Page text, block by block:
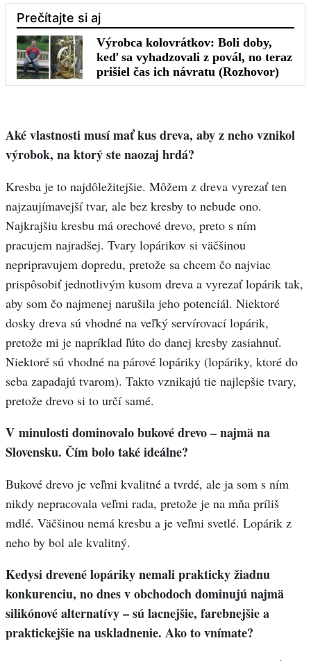
Aké vlastnosti musí mať kus dreva, aby z neho vznikol
výrobok, na ktorý ste naozaj hrdá?
Kresba je to najdôležitejšie. Môžem z dreva vyrezať ten
najzaujímavejší tvar, ale bez kresby to nebude ono.
Najkrajšiu kresbu má orechové drevo, preto s ním
pracujem najradšej. Tvary lopárikov si väčšinou
nepripravujem dopredu, pretože sa chcem čo najviac
prispôsobiť jednotlivým kusom dreva a vyrezať lopárik tak,
aby som čo najmenej narušila jeho potenciál. Niektoré
dosky dreva sú vhodné na veľký servírovací lopárik,
pretože mi je napríklad ľúto do danej kresby zasiahnuť.
Niektoré sú vhodné na párové lopáriky (lopáriky, ktoré do
seba zapadajú tvarom). Takto vznikajú tie najlepšie tvary,
pretože drevo si to určí samé.
V minulosti dominovalo bukové drevo – najmä na
Slovensku. Čím bolo také ideálne?
Bukové drevo je veľmi kvalitné a tvrdé, ale ja som s ním
nikdy nepracovala veľmi rada, pretože je na mňa príliš
mdlé. Väčšinou nemá kresbu a je veľmi svetlé. Lopárik z
neho by bol ale kvalitný.
Kedysi drevené lopáriky nemali prakticky žiadnu
konkurenciu, no dnes v obchodoch dominujú najmä
silikónové alternatívy – sú lacnejšie, farebnejšie a
praktickejšie na uskladnenie. Ako to vnímate?